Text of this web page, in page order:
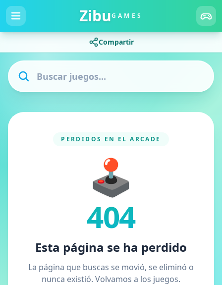
ZibuGAMES
Compartir
PERDIDOS EN EL ARCADE
🕹️
404
Esta página se ha perdido
La página que buscas se movió, se eliminó o
nunca existió. Volvamos a los juegos.